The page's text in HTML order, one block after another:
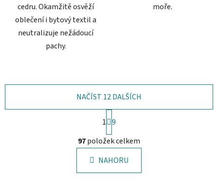
cedru. Okamžitě osvěží
oblečení i bytový textil a
neutralizuje nežádoucí
pachy.
moře.
O
v
l
á
d
NAČÍST 12 DALŠÍCH
S
t
r
á
n
k
1 9
97položek celkem
NAHORU